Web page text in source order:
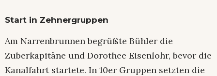
Start in Zehnergruppen
Am Narrenbrunnen begrüßte Bühler die
Zuberkapitäne und Dorothee Eisenlohr, bevor die
Kanalfahrt startete. In 10er Gruppen setzten die